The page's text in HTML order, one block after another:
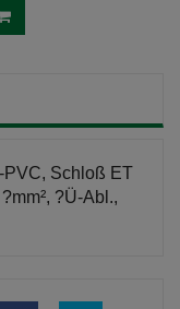
PVC, Schloß ET
?Ü-Abl.,